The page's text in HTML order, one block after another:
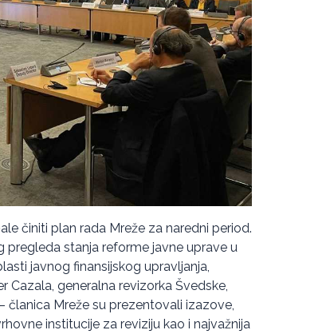
činiti plan rada Mreže za naredni period.
pregleda stanja reforme javne uprave u
javnog finansijskog upravljanja,
Cazala, generalna revizorka Švedske,
članica Mreže su prezentovali izazove,
institucije za reviziju kao i najvažnija